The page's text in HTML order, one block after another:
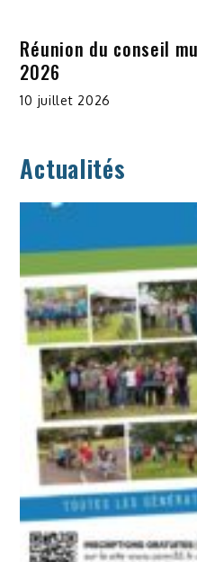
Réunion du conseil
2026
10 juillet 2026
Actualités